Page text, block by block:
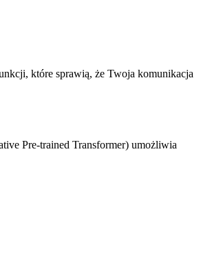
które sprawią, że Twoja komunikacja
Pre-trained Transformer) umożliwia